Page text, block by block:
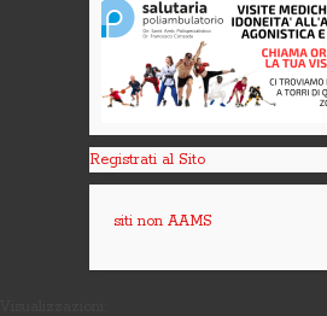
Registrati al Sito
siti non AAMS